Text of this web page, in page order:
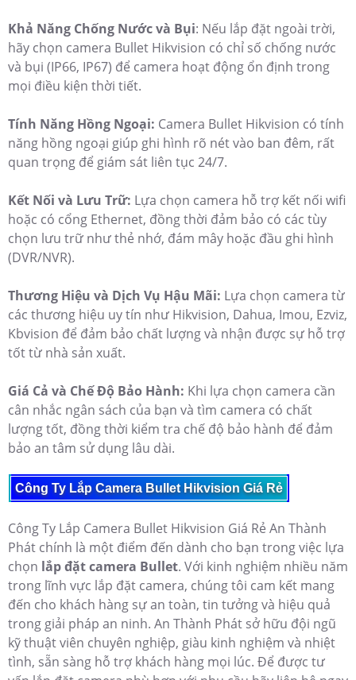
Khả Năng Chống Nước và Bụi: Nếu lắp đặt ngoài trời,
hãy chọn camera Bullet Hikvision có chỉ số chống nước
và bụi (IP66, IP67) để camera hoạt động ổn định trong
mọi điều kiện thời tiết.
Tính Năng Hồng Ngoại: Camera Bullet Hikvision có tính
năng hồng ngoại giúp ghi hình rõ nét vào ban đêm, rất
quan trọng để giám sát liên tục 24/7.
Kết Nối và Lưu Trữ: Lựa chọn camera hỗ trợ kết nối wifi
hoặc có cổng Ethernet, đồng thời đảm bảo có các tùy
chọn lưu trữ như thẻ nhớ, đám mây hoặc đầu ghi hình
(DVR/NVR).
Thương Hiệu và Dịch Vụ Hậu Mãi: Lựa chọn camera từ
các thương hiệu uy tín như Hikvision, Dahua, Imou, Ezviz,
Kbvision để đảm bảo chất lượng và nhận được sự hỗ trợ
tốt từ nhà sản xuất.
Giá Cả và Chế Độ Bảo Hành: Khi lựa chọn camera cần
cân nhắc ngân sách của bạn và tìm camera có chất
lượng tốt, đồng thời kiểm tra chế độ bảo hành để đảm
bảo an tâm sử dụng lâu dài.
Công Ty Lắp Camera Bullet Hikvision Giá Rẻ
Công Ty Lắp Camera Bullet Hikvision Giá Rẻ An Thành
Phát chính là một điểm đến dành cho bạn trong việc lựa
chọn lắp đặt camera Bullet. Với kinh nghiệm nhiều năm
trong lĩnh vực lắp đặt camera, chúng tôi cam kết mang
đến cho khách hàng sự an toàn, tin tưởng và hiệu quả
trong giải pháp an ninh. An Thành Phát sở hữu đội ngũ
kỹ thuật viên chuyên nghiệp, giàu kinh nghiệm và nhiệt
tình, sẵn sàng hỗ trợ khách hàng mọi lúc. Để được tư